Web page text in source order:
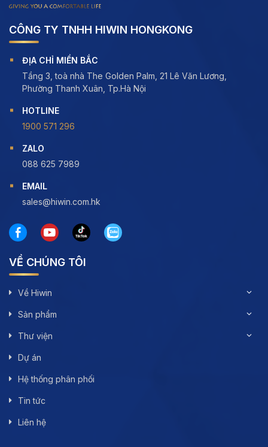
CÔNG TY TNHH HIWIN HONGKONG
ĐỊA CHỈ MIỀN BẮC
Tầng 3, toà nhà The Golden Palm, 21 Lê Văn Lương,
Phường Thanh Xuân, Tp.Hà Nội
HOTLINE
1900 571 296
ZALO
088 625 7989
EMAIL
sales@hiwin.com.hk
VỀ CHÚNG TÔI
Về Hiwin
Sản phẩm
Thư viện
Dự án
Hệ thống phân phối
Tin tức
Liên hệ